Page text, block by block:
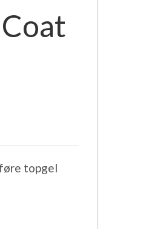
topgel